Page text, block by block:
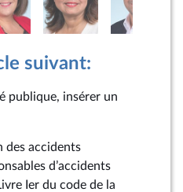
suivant:
publique, insérer un
des accidents
d’accidents
Ier du code de la